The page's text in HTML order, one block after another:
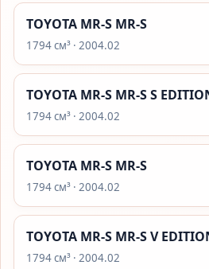
TOYOTA MR-S MR-S
1794 см³ · 2004.02
TOYOTA MR-S MR-S S
1794 см³ · 2004.02
TOYOTA MR-S MR-S
1794 см³ · 2004.02
TOYOTA MR-S MR-S V
1794 см³ · 2004.02